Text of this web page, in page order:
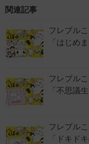
関連記事
フレブル
「はじめ
フレブル
「不思議
フレブル
「ドキド